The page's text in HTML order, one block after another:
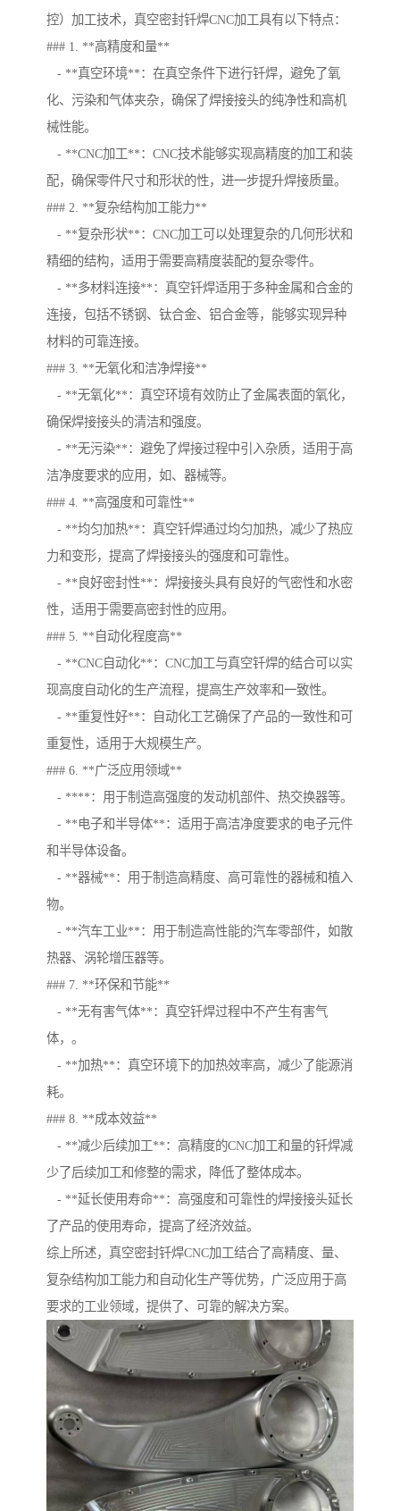
控）加工技术，真空密封钎焊CNC加工具有以下特点：
### 1. **高精度和量**
- **真空环境**：在真空条件下进行钎焊，避免了氧
化、污染和气体夹杂，确保了焊接接头的纯净性和高机
械性能。
- **CNC加工**：CNC技术能够实现高精度的加工和装
配，确保零件尺寸和形状的性，进一步提升焊接质量。
### 2. **复杂结构加工能力**
- **复杂形状**：CNC加工可以处理复杂的几何形状和
精细的结构，适用于需要高精度装配的复杂零件。
- **多材料连接**：真空钎焊适用于多种金属和合金的
连接，包括不锈钢、钛合金、铝合金等，能够实现异种
材料的可靠连接。
### 3. **无氧化和洁净焊接**
- **无氧化**：真空环境有效防止了金属表面的氧化，
确保焊接接头的清洁和强度。
- **无污染**：避免了焊接过程中引入杂质，适用于高
洁净度要求的应用，如、器械等。
### 4. **高强度和可靠性**
- **均匀加热**：真空钎焊通过均匀加热，减少了热应
力和变形，提高了焊接接头的强度和可靠性。
- **良好密封性**：焊接接头具有良好的气密性和水密
性，适用于需要高密封性的应用。
### 5. **自动化程度高**
- **CNC自动化**：CNC加工与真空钎焊的结合可以实
现高度自动化的生产流程，提高生产效率和一致性。
- **重复性好**：自动化工艺确保了产品的一致性和可
重复性，适用于大规模生产。
### 6. **广泛应用领域**
- ****：用于制造高强度的发动机部件、热交换器等。
- **电子和半导体**：适用于高洁净度要求的电子元件
和半导体设备。
- **器械**：用于制造高精度、高可靠性的器械和植入
物。
- **汽车工业**：用于制造高性能的汽车零部件，如散
热器、涡轮增压器等。
### 7. **环保和节能**
- **无有害气体**：真空钎焊过程中不产生有害气
体，。
- **加热**：真空环境下的加热效率高，减少了能源消
耗。
### 8. **成本效益**
- **减少后续加工**：高精度的CNC加工和量的钎焊减
少了后续加工和修整的需求，降低了整体成本。
- **延长使用寿命**：高强度和可靠性的焊接接头延长
了产品的使用寿命，提高了经济效益。
综上所述，真空密封钎焊CNC加工结合了高精度、量、
复杂结构加工能力和自动化生产等优势，广泛应用于高
要求的工业领域，提供了、可靠的解决方案。